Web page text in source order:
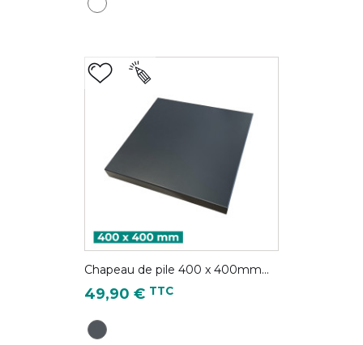
Chapeau de pile 400 x 400mm...
Prix
49,90 € TTC
Gris Anthracite - RAL 7016